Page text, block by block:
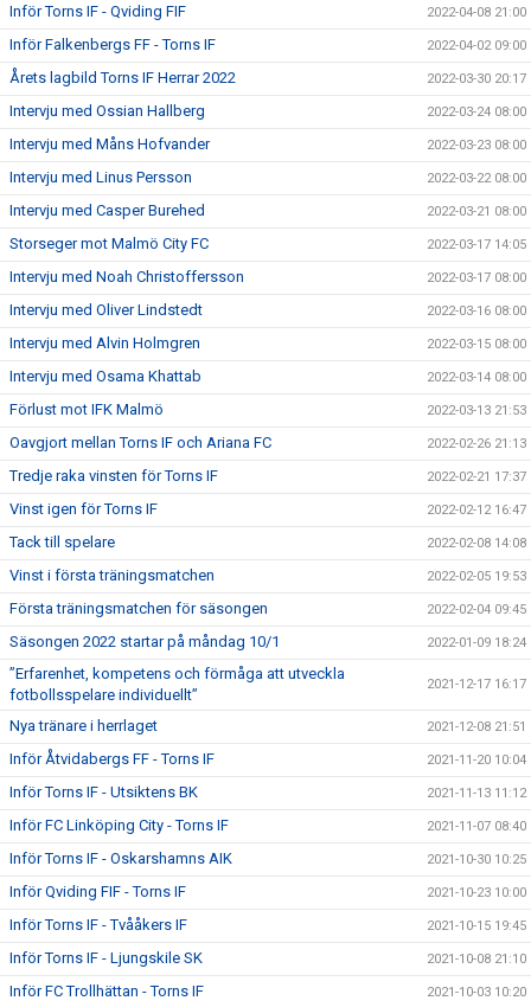
Inför Torns IF - Qviding FIF 2022-04-08 21:00
Inför Falkenbergs FF - Torns IF 2022-04-02 09:00
Årets lagbild Torns IF Herrar 2022 2022-03-30 20:17
Intervju med Ossian Hallberg 2022-03-24 08:00
Intervju med Måns Hofvander 2022-03-23 08:00
Intervju med Linus Persson 2022-03-22 08:00
Intervju med Casper Burehed 2022-03-21 08:00
Storseger mot Malmö City FC 2022-03-17 14:05
Intervju med Noah Christoffersson 2022-03-17 08:00
Intervju med Oliver Lindstedt 2022-03-16 08:00
Intervju med Alvin Holmgren 2022-03-15 08:00
Intervju med Osama Khattab 2022-03-14 08:00
Förlust mot IFK Malmö 2022-03-13 21:53
Oavgjort mellan Torns IF och Ariana FC 2022-02-26 21:13
Tredje raka vinsten för Torns IF 2022-02-21 17:37
Vinst igen för Torns IF 2022-02-12 16:47
Tack till spelare 2022-02-08 14:08
Vinst i första träningsmatchen 2022-02-05 19:53
Första träningsmatchen för säsongen 2022-02-04 09:45
Säsongen 2022 startar på måndag 10/1 2022-01-09 18:24
”Erfarenhet, kompetens och förmåga att utveckla
fotbollsspelare individuellt”
2021-12-17 16:17
Nya tränare i herrlaget 2021-12-08 21:51
Inför Åtvidabergs FF - Torns IF 2021-11-20 10:04
Inför Torns IF - Utsiktens BK 2021-11-13 11:12
Inför FC Linköping City - Torns IF 2021-11-07 08:40
Inför Torns IF - Oskarshamns AIK 2021-10-30 10:25
Inför Qviding FIF - Torns IF 2021-10-23 10:00
Inför Torns IF - Tvååkers IF 2021-10-15 19:45
Inför Torns IF - Ljungskile SK 2021-10-08 21:10
Inför FC Trollhättan - Torns IF 2021-10-03 10:20